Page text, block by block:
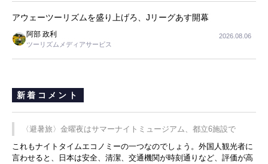
アウェーツーリズムを盛り上げろ、Jリーグあす開幕
阿部 政利
ツーリズムメディアサービス
2026.08.06
新着コメント
〈避暑旅〉金曜夜はサマーナイトミュージアム、都立6施設で
これもナイトタイムエコノミーの一つなのでしょう。外国人観光者に
言わせると、日本は安全、清潔、交通機関が時刻通りなど、評価が高